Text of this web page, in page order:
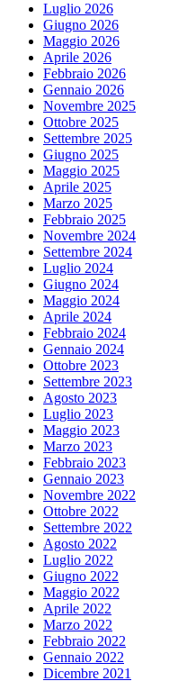
Luglio 2026
Giugno 2026
Maggio 2026
Aprile 2026
Febbraio 2026
Gennaio 2026
Novembre 2025
Ottobre 2025
Settembre 2025
Giugno 2025
Maggio 2025
Aprile 2025
Marzo 2025
Febbraio 2025
Novembre 2024
Settembre 2024
Luglio 2024
Giugno 2024
Maggio 2024
Aprile 2024
Febbraio 2024
Gennaio 2024
Ottobre 2023
Settembre 2023
Agosto 2023
Luglio 2023
Maggio 2023
Marzo 2023
Febbraio 2023
Gennaio 2023
Novembre 2022
Ottobre 2022
Settembre 2022
Agosto 2022
Luglio 2022
Giugno 2022
Maggio 2022
Aprile 2022
Marzo 2022
Febbraio 2022
Gennaio 2022
Dicembre 2021